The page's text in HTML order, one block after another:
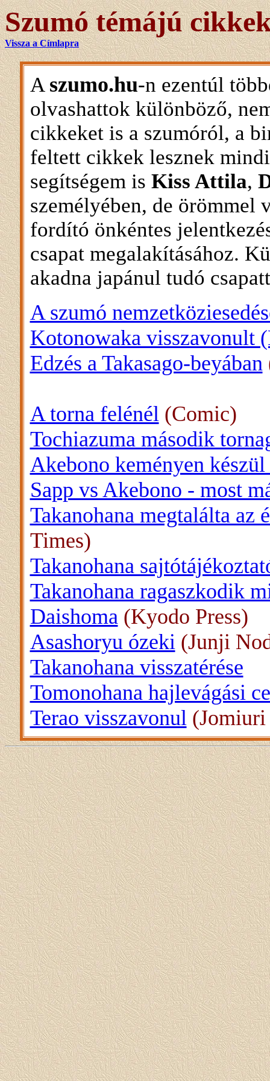
Szumó témájú
Vissza a Címlapra
A szumo.hu-n ezentúl
olvashattok különböző,
cikkeket is a szumóról, a
feltett cikkek lesznek
segítségem is Kiss Attila,
személyében, de örömmel
fordító önkéntes
csapat megalakításához.
akadna japánul tudó
A szumó
Kotonowaka visszavonult
Edzés a Takasago-beyában
A torna felénél(Comic)
Tochiazuma második
Akebono keményen
Sapp vs Akebono - most
Takanohana megtalálta az
Times)
Takanohana
Takanohana ragaszkodik
Daishoma(Kyodo Press)
Asashoryu ózeki(Junji
Takanohana visszatérése
Tomonohana hajlevágási
Terao visszavonul(Jomiuri